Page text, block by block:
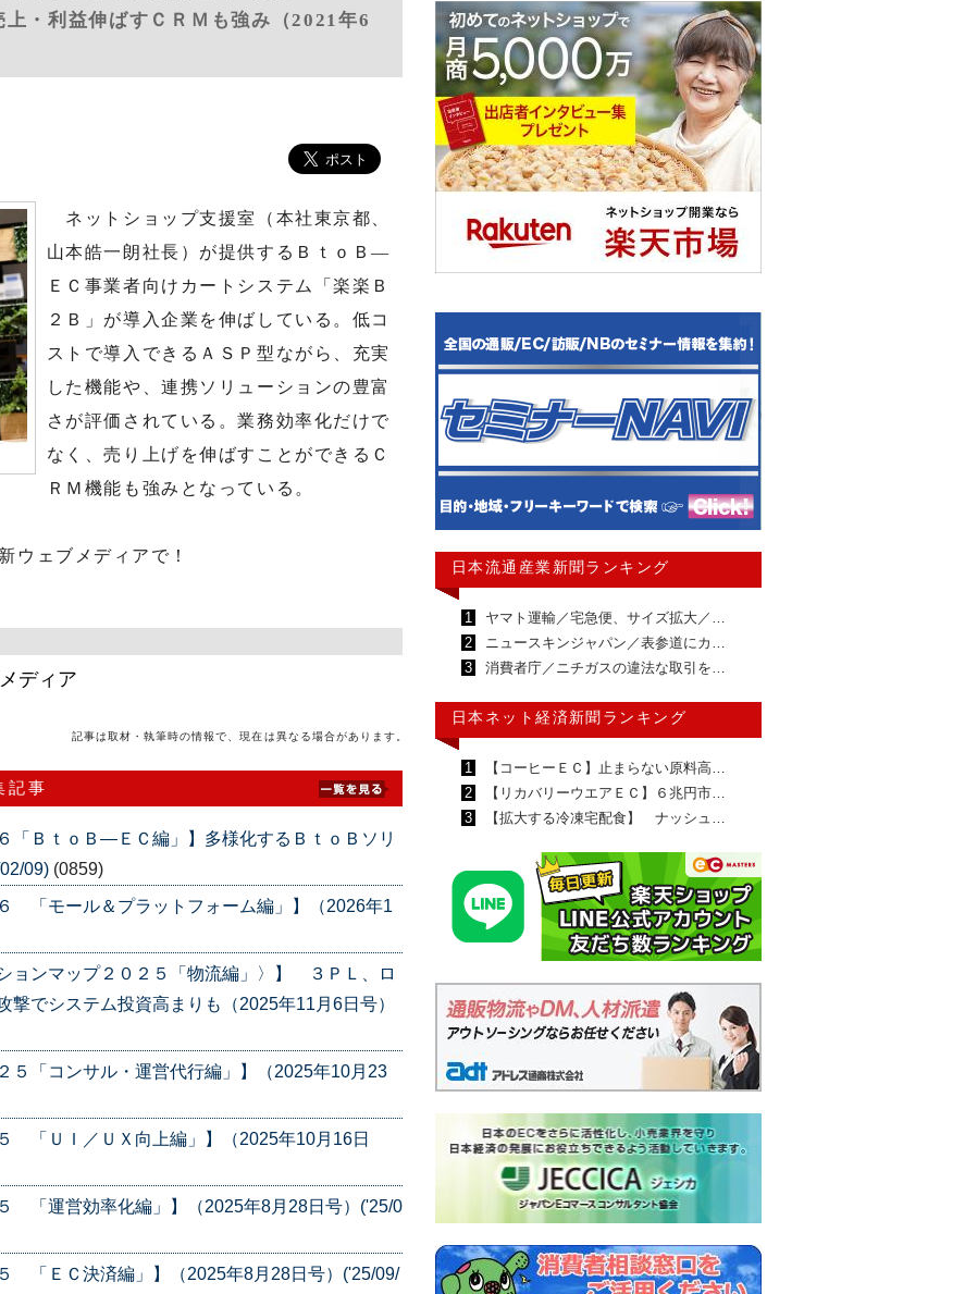
・利益伸ばすＣＲＭも強み（2021年6
ネットショップ支援室（本社東京都、
山本皓一朗社長）が提供するＢｔｏＢ―
ＥＣ事業者向けカートシステム「楽楽Ｂ
２Ｂ」が導入企業を伸ばしている。低コ
ストで導入できるＡＳＰ型ながら、充実
した機能や、連携ソリューションの豊富
さが評価されている。業務効率化だけで
なく、売り上げを伸ばすことができるＣ
ＲＭ機能も強みとなっている。
ウェブメディアで！
ディア
記事は取材・執筆時の情報で、現在は異なる場合があります。
記事
「ＢｔｏＢ―ＥＣ編」】多様化するＢｔｏＢソリ
09) (0859)
「モール＆プラットフォーム編」】（2026年1
ョンマップ２０２５「物流編」〉】 ３ＰＬ、ロ
撃でシステム投資高まりも（2025年11月6日号）
５「コンサル・運営代行編」】（2025年10月23
「ＵＩ／ＵＸ向上編」】（2025年10月16日
「運営効率化編」】（2025年8月28日号）('25/0
「ＥＣ決済編」】（2025年8月28日号）('25/09/
日本流通産業新聞ランキング
1
ヤマト運輸／宅急便、サイズ拡大／…
2
ニュースキンジャパン／表参道にカ…
3
消費者庁／ニチガスの違法な取引を…
日本ネット経済新聞ランキング
1
【コーヒーＥＣ】止まらない原料高…
2
【リカバリーウエアＥＣ】６兆円市…
3
【拡大する冷凍宅配食】 ナッシュ…